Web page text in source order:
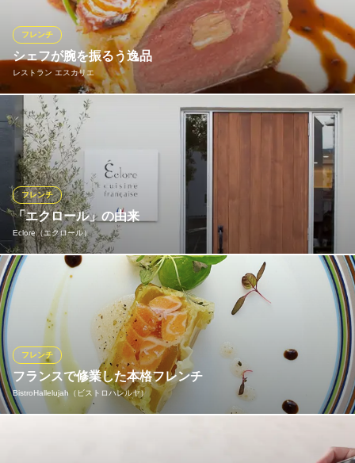
ぞ存分にお楽しみください。
レストラン クロワサンス
フレンチレストラン
ＪＲ岡山駅 徒歩8分
岡山県岡山市北区幸町9-22
シェフが腕を振るう逸品
レストラン エスカリエ
フレンチ
お肉や魚介、野菜といった食材を、産地にこだわらず良質なもの
を厳選。熟練のシェフが仕立てる本格的なフレンチをご堪能くだ
さい。ランチとディナー、それぞれコースをご用意しておりま
す。
レストラン エスカリエ
フランス料理レストラン
ＪＲ宇野線備前西市駅 徒歩14分
岡山県岡山市南区新保1611-1 ガラクシア・トーレ1F
「エクロール」の由来
Eclore（エクロール）
フレンチ
フランス語で「Eclore（エクロール）」と名付けた店名には「孵
化」「開花」の意味があります。１つの物事が結実し、殻を割り
ました。幼鳥から成鳥へと変わり、空へと羽ばたくように進化し
続けたいという想いから店名に「エクロール」と名付けました。
Eclore（エクロール）
厳選食材で作るフレンチ
ＪＲ瀬戸大橋線大元駅 徒歩9分
岡山県岡山市北区大供表町3-7 レディアンスビル1F
フランスで修業した本格フレンチ
BistroHallelujah（ビストロハレルヤ）
フレンチ
材を使用した味はもちろん、視覚でも楽しませてくれる料理の